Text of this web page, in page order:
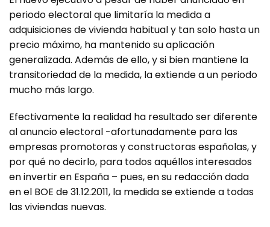
periodo electoral que limitaría la medida a
adquisiciones de vivienda habitual y tan solo hasta un
precio máximo, ha mantenido su aplicación
generalizada. Además de ello, y si bien mantiene la
transitoriedad de la medida, la extiende a un periodo
mucho más largo.
Efectivamente la realidad ha resultado ser diferente
al anuncio electoral -afortunadamente para las
empresas promotoras y constructoras españolas, y
por qué no decirlo, para todos aquéllos interesados
en invertir en España – pues, en su redacción dada
en el BOE de 31.12.2011, la medida se extiende a todas
las viviendas nuevas.